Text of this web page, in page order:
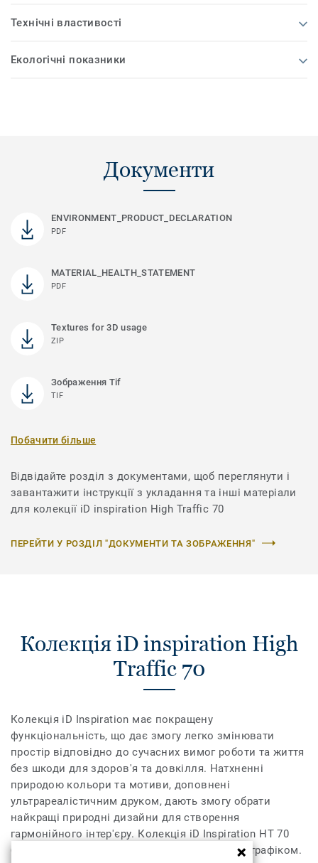
Технічні властивості
Екологічні показники
Документи
ENVIRONMENT_PRODUCT_DECLARATION
PDF
MATERIAL_HEALTH_STATEMENT
PDF
Textures for 3D usage
ZIP
Зображення Tif
TIF
Побачити більше
Відвідайте розділ з документами, щоб переглянути і
завантажити інструкції з укладання та інші матеріали
для колекції iD inspiration High Traffic 70
ПЕРЕЙТИ У РОЗДІЛ "ДОКУМЕНТИ ТА ЗОБРАЖЕННЯ"
Колекція iD inspiration High
Traffic 70
Колекція iD Inspiration має покращену
функціональність, що дає змогу легко змінювати
простір відповідно до сучасних вимог роботи та життя
без шкоди для здоров'я та довкілля. Натхненні
природою кольори та мотиви, доповнені
ультрареалістичним друком, дають змогу обрати
найкращі природні дизайни для створення
гармонійного інтер'єру. Колекція iD Inspiration HT 70
було розроблено для приміщень із високим трафіком.